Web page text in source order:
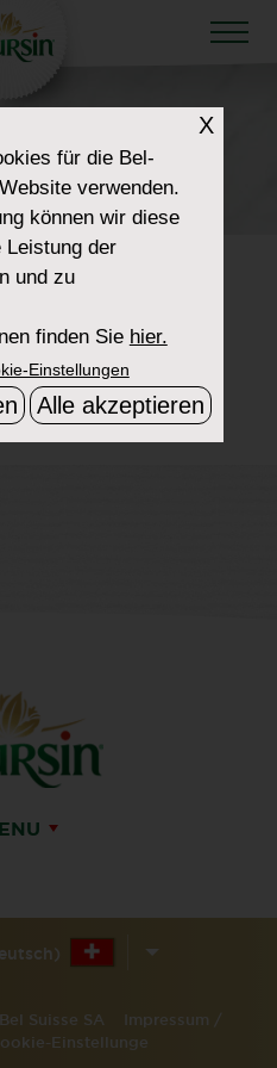
3 (1)
Suisse SA
Impressum /
Einstellunge
X
für die Bel-
verwenden.
können wir diese
Leistung der
und zu
finden Sie hier.
Einstellungen
Alle akzeptieren